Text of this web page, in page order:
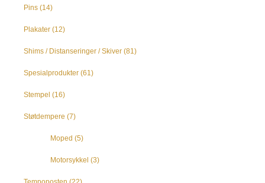
Pins (14)
Plakater (12)
Shims / Distanseringer / Skiver (81)
Spesialprodukter (61)
Stempel (16)
Støtdempere (7)
Moped (5)
Motorsykkel (3)
Tempoposten (22)